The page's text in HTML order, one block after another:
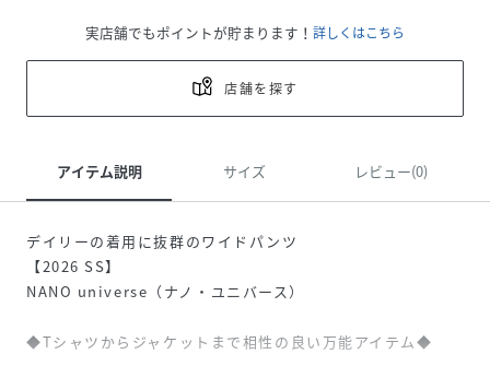
実店舗でもポイントが貯まります！ 詳しくはこちら
店舗を探す
アイテム説明 サイズ レビュー(0)
デイリーの着用に抜群のワイドパンツ
【2026 SS】
NANO universe（ナノ・ユニバース）
◆Tシャツからジャケットまで相性の良い万能アイテム◆